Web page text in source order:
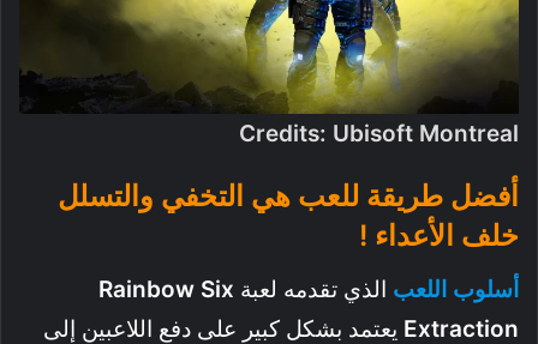
Credits: Ubisoft Montreal
أفضل طريقة للعب هي التخفي والتسلل
خلف الأعداء !
أسلوب اللعب الذي تقدمه لعبة Rainbow Six
Extraction يعتمد بشكل كبير على دفع اللاعبين إلى